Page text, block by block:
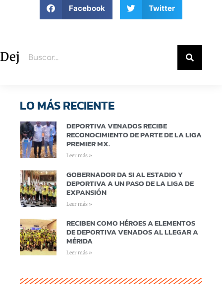
Facebook Twitter
Deja un comentario
LO MÁS RECIENTE
DEPORTIVA VENADOS RECIBE
RECONOCIMIENTO DE PARTE DE LA LIGA
PREMIER MX.
Leer más »
GOBERNADOR DA SI AL ESTADIO Y
DEPORTIVA A UN PASO DE LA LIGA DE
EXPANSIÓN
Leer más »
RECIBEN COMO HÉROES A ELEMENTOS
DE DEPORTIVA VENADOS AL LLEGAR A
MÉRIDA
Leer más »